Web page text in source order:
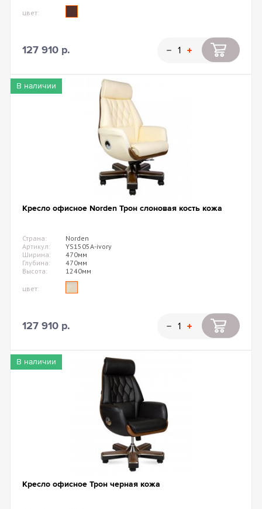
цвет:
127 910 р.
В наличии
Кресло офисное Norden Трон слоновая кость кожа
Страна:
Norden
Артикул:
YS1505A-ivory
Ширина:
470мм
Глубина:
470мм
Высота:
1240мм
цвет:
127 910 р.
В наличии
Кресло офисное Трон черная кожа